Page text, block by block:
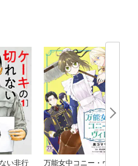
い非行
万能女中コニー・ヴィ